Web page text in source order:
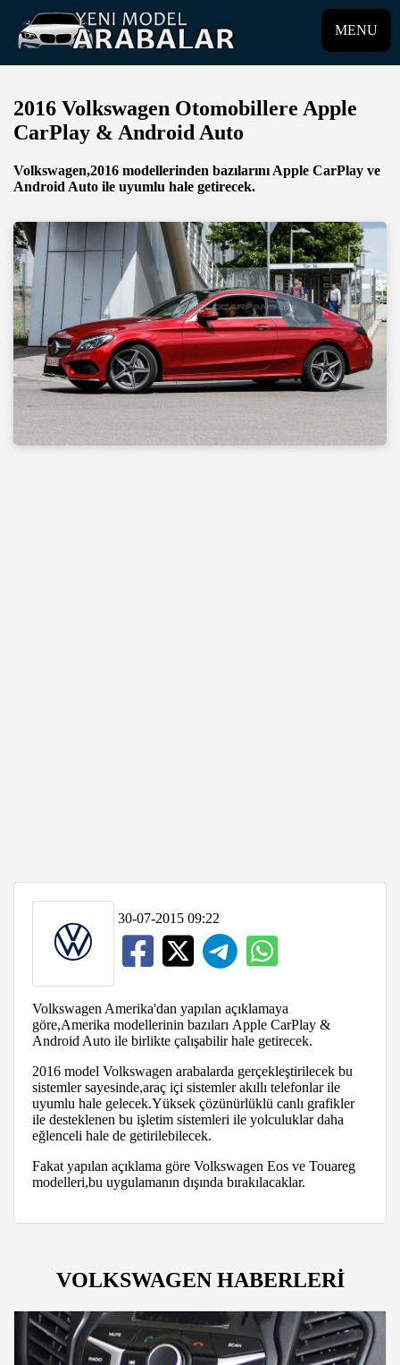
MENU
2016 Volkswagen Otomobillere Apple
CarPlay & Android Auto
Volkswagen,2016 modellerinden bazılarını Apple CarPlay ve
Android Auto ile uyumlu hale getirecek.
30-07-2015 09:22
Volkswagen Amerika'dan yapılan açıklamaya
göre,Amerika modellerinin bazıları Apple CarPlay &
Android Auto ile birlikte çalışabilir hale getirecek.
2016 model Volkswagen arabalarda gerçekleştirilecek bu
sistemler sayesinde,araç içi sistemler akıllı telefonlar ile
uyumlu hale gelecek.Yüksek çözünürlüklü canlı grafikler
ile desteklenen bu işletim sistemleri ile yolculuklar daha
eğlenceli hale de getirilebilecek.
Fakat yapılan açıklama göre Volkswagen Eos ve Touareg
modelleri,bu uygulamanın dışında bırakılacaklar.
VOLKSWAGEN HABERLERİ